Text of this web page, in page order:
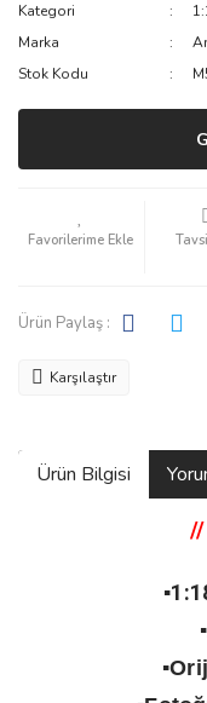
Kategori
Marka
Stok Kodu
Ürün Paylaş :
Karşılaştır
Ürün Bilgisi
//